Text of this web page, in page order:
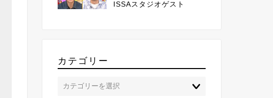
ISSAスタジオゲスト
カテゴリー